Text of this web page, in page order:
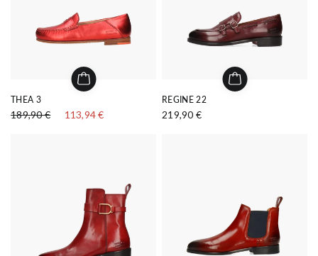
THEA 3
189,90 € 113,94 €
REGINE 22
219,90 €